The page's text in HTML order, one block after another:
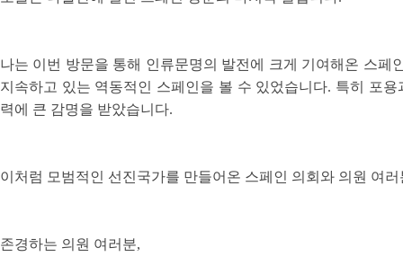
나는 이번 방문을 통해 인류문명의 발전에 크게 기여해온 스
지속하고 있는 역동적인 스페인을 볼 수 있었습니다. 특히 포
력에 큰 감명을 받았습니다.
이처럼 모범적인 선진국가를 만들어온 스페인 의회와 의원 여
존경하는 의원 여러분,